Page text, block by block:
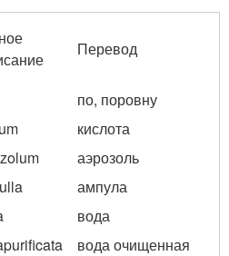
Перевод
по, поровну
кислота
аэрозоль
ампула
вода
вода очищенная